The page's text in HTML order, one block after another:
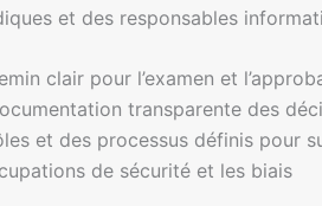
et des responsables
clair pour l’examen et
transparente des
et des processus définis pour
de sécurité et les biais